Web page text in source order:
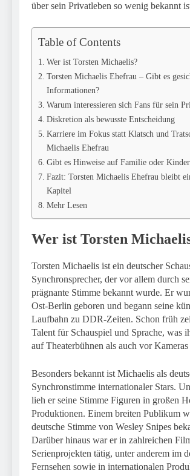
über sein Privatleben so wenig bekannt
Table of Contents
Wer ist Torsten Michaelis?
Torsten Michaelis Ehefrau – Gibt es
Informationen?
Warum interessieren sich Fans für sein
Diskretion als bewusste Entscheidung
Karriere im Fokus statt Klatsch und
Michaelis Ehefrau
Gibt es Hinweise auf Familie oder
Fazit: Torsten Michaelis Ehefrau bleibt
Kapitel
Mehr Lesen
Wer ist Torsten
Torsten Michaelis ist ein deutscher
Synchronsprecher, der vor allem durch
prägnante Stimme bekannt wurde. Er
Ost-Berlin geboren und begann seine
Laufbahn zu DDR-Zeiten. Schon früh
Talent für Schauspiel und Sprache, was
auf Theaterbühnen als auch vor
Besonders bekannt ist Michaelis als
Synchronstimme internationaler Stars.
lieh er seine Stimme Figuren in großen
Produktionen. Einem breiten Publikum
deutsche Stimme von Wesley Snipes
Darüber hinaus war er in zahlreichen
Serienprojekten tätig, unter anderem im
Fernsehen sowie in internationalen